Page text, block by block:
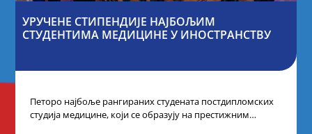
УРУЧЕНЕ СТИПЕНДИЈЕ НАЈБОЉИМ
СТУДЕНТИМА МЕДИЦИНЕ У ИНОСТРАНСТВУ
Петоро најбоље рангираних студената постдипломских
студија медицине, који се образују на престижним